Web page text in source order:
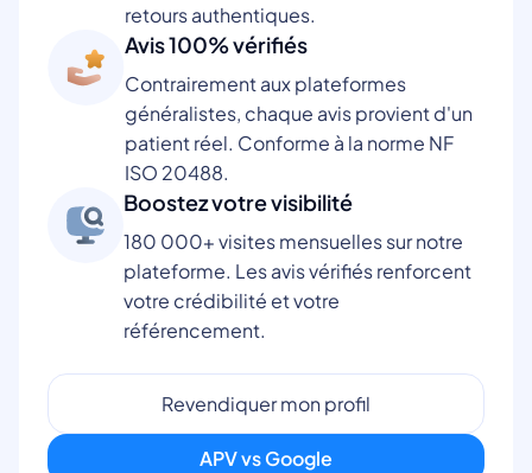
retours authentiques.
Avis 100% vérifiés
Contrairement aux plateformes
généralistes, chaque avis provient d'un
patient réel. Conforme à la norme NF
ISO 20488.
Boostez votre visibilité
180 000+ visites mensuelles sur notre
plateforme. Les avis vérifiés renforcent
votre crédibilité et votre
référencement.
Revendiquer mon profil
APV vs Google